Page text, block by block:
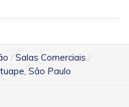
Salas Comerciais
São Paulo